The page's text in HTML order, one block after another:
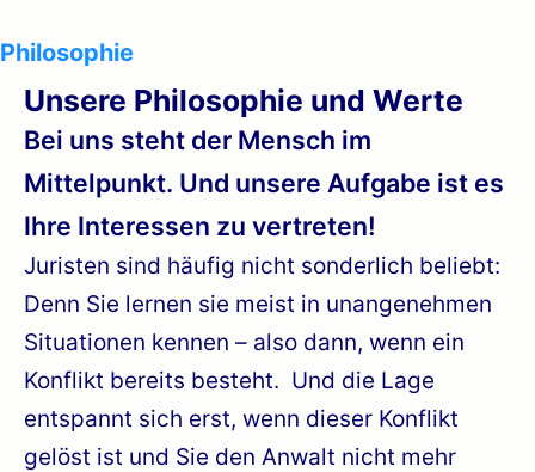
Philosophie
Unsere Philosophie und Werte
Bei uns steht der Mensch im
Mittelpunkt. Und unsere Aufgabe ist es
Ihre Interessen zu vertreten!
Juristen sind häufig nicht sonderlich beliebt:
Denn Sie lernen sie meist in unangenehmen
Situationen kennen – also dann, wenn ein
Konflikt bereits besteht. Und die Lage
entspannt sich erst, wenn dieser Konflikt
gelöst ist und Sie den Anwalt nicht mehr